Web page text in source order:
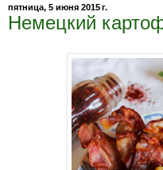
пятница, 5 июня 2015 г.
Немецкий